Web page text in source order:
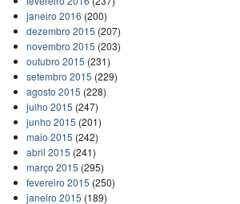
janeiro 2016 (200)
dezembro 2015 (207)
novembro 2015 (203)
outubro 2015 (231)
setembro 2015 (229)
agosto 2015 (228)
julho 2015 (247)
junho 2015 (201)
maio 2015 (242)
abril 2015 (241)
março 2015 (295)
fevereiro 2015 (250)
janeiro 2015 (189)